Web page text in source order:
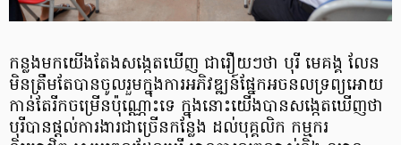
កន្លងមកយើងតែងសង្កេតឃើញ ជារឿយៗថា បុរី មេគង្គ លែន
មិនត្រឹមតែបានចូលរួមក្នុងការអភិវឌ្ឍន៍ផ្នែកអចនលទ្រព្យអោយ
កាន់តែរីកចម្រើនប៉ុណ្ណោះទេ ក្នុងនោះយើងបានសង្កេតឃើញថា
បុរីបានផ្តល់ការងារជាច្រើនកន្លែង ដល់បុគ្គលិក កម្មករ